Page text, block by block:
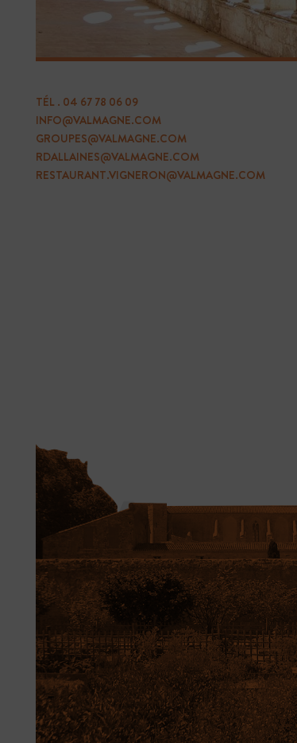
ACHETER
VOTRE BILLET
Acheter vos billets à l’avance
BILLETERIE
TÉL . 04 67 78 06 09
INFO@VALMAGNE.COM
GROUPES@VALMAGNE.COM
RDALLAINES@VALMAGNE.COM
RESTAURANT.VIGNERON@VALMAGNE.COM
V I S